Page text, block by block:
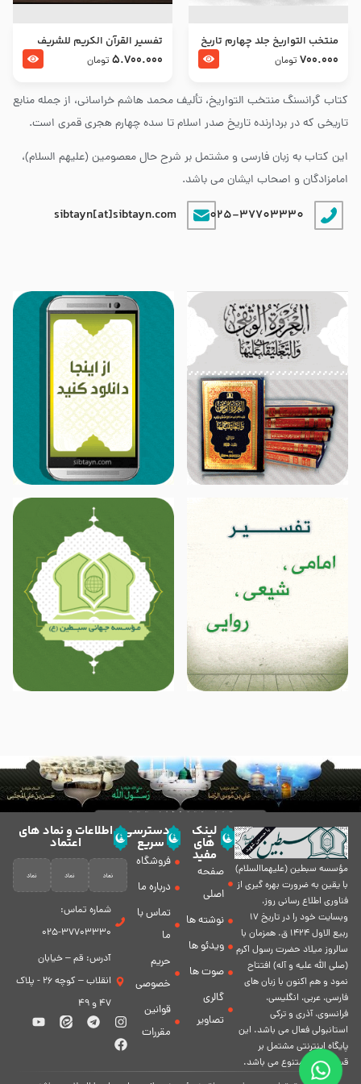
کتاب گرانسنگ منتخب التواريخ، تألیف محمد هاشم خراسانی، از جمله منابع
تاریخی که در بردارنده تاریخ صدر اسلام تا سده چهارم هجری قمری است.
این کتاب به زبان فارسی و مشتمل بر شرح حال معصومین (علیهم السلام)،
امامزادگان و اصحاب ایشان می باشد.
025-37703330
sibtayn[at]sibtayn.com
منتخب التواریخ جلد چهارم تاریخ
امام زین العابدین و امام محمد
700.000 تومان
تفسير القرآن الكريم للشريف
المرتضي قدس سرّه
5.700.000 تومان
مؤسسه سبطين (عليهماالسلام)
با يقين به ضرورت بهره گیرى از
فناورى اطلاع رسانى روز،
وبسایت خود را در تاريخ 17
ربيع الاول 1424 ق. همزمان با
سالروز ميلاد حضرت رسول اكرم
(صلی الله علیه و آله) افتتاح
نمود و هم اكنون با زبان های
فارسی، عربى، انگلیسی،
فرانسوی، آذری و ترکی
استانبولی فعال مى باشد. اين
پايگاه اينترنتى مشتمل بر
قسمت هاى متنوع مى باشد.
لینک
های
مفید
صفحه
اصلی
نوشته ها
ویدئو ها
صوت ها
گالری
تصاویر
دسترسی
سریع
فروشگاه
درباره ما
تماس با
ما
حریم
خصوصی
قوانین
مقررات
اطلاعات و نماد های
اعتماد
شماره تماس:
37703330-025
آدرس: قم – خیابان
انقلاب – کوچه 26 - پلاک
47 و 49